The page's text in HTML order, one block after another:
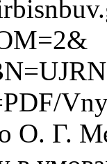
О. Г.